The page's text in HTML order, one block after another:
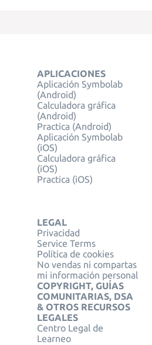
APLICACIONES
Aplicación Symbolab
(Android)
Calculadora gráfica
(Android)
Practica (Android)
Aplicación Symbolab
(iOS)
Calculadora gráfica
(iOS)
Practica (iOS)
LEGAL
Privacidad
Service Terms
Política de cookies
No vendas ni compartas
mi información personal
COPYRIGHT, GUÍAS
COMUNITARIAS, DSA
& OTROS RECURSOS
LEGALES
Centro Legal de
Learneo